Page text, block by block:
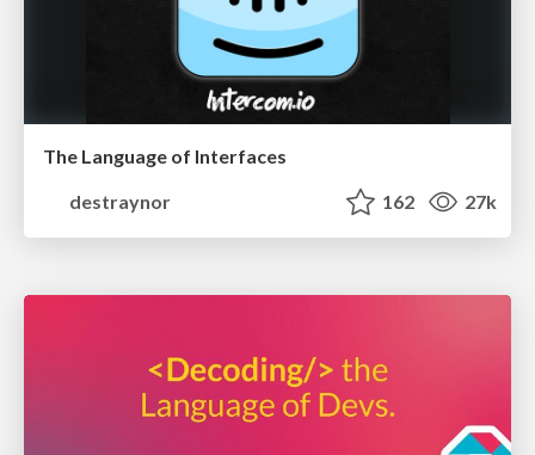
The Language of Interfaces
destraynor
162 27k